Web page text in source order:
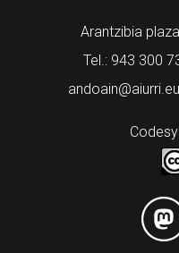
Arantzibia
Tel.: 943 300